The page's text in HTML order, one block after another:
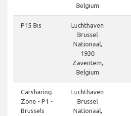
Belgium
P15 Bis
Luchthaven
Brussel
Nationaal,
1930
Zaventem,
Belgium
Carsharing
Zone - P1 -
Brussels
Luchthaven
Brussel
Nationaal,